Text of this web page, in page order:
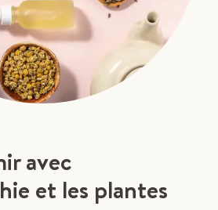
avec
et les plantes